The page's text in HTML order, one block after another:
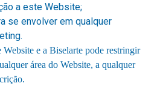
a este Website;
se envolver em qualquer
Website e a Biselarte pode restringir
área do Website, a qualquer